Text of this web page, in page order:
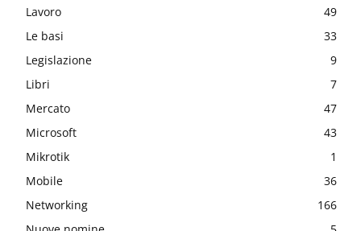
Lavoro
49
Le basi
33
Legislazione
9
Libri
7
Mercato
47
Microsoft
43
Mikrotik
1
Mobile
36
Networking
166